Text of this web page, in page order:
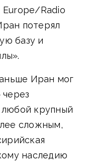
Europe/Radio
потерял
базу и
Иран мог
через
крупный
сложным,
наследию